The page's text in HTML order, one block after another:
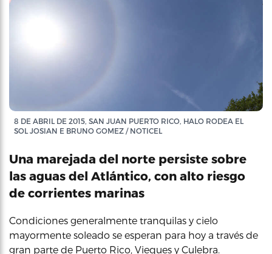
8 DE ABRIL DE 2015, SAN JUAN PUERTO RICO, HALO RODEA EL
SOL JOSIAN E BRUNO GOMEZ / NOTICEL
Una marejada del norte persiste sobre
las aguas del Atlántico, con alto riesgo
de corrientes marinas
Condiciones generalmente tranquilas y cielo
mayormente soleado se esperan para hoy a través de
gran parte de Puerto Rico, Vieques y Culebra.